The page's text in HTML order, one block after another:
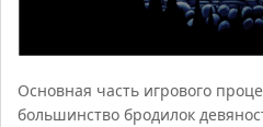
Основная часть игрового
большинство бродилок